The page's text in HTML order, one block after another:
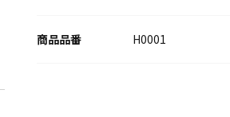
H0001